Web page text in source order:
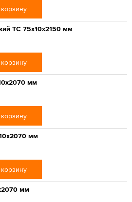
ТС 75х10х2150 мм
мм
мм
мм